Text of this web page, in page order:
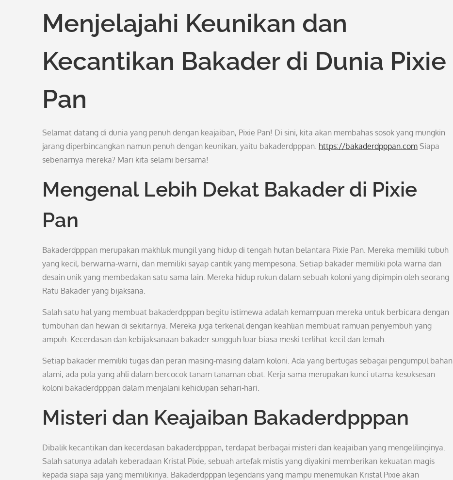
Menjelajahi Keunikan dan
Kecantikan Bakader di Dunia Pixie
Pan
Selamat datang di dunia yang penuh dengan keajaiban, Pixie Pan! Di sini, kita akan membahas sosok yang mungkin
jarang diperbincangkan namun penuh dengan keunikan, yaitu bakaderdpppan. https://bakaderdpppan.com Siapa
sebenarnya mereka? Mari kita selami bersama!
Mengenal Lebih Dekat Bakader di Pixie
Pan
Bakaderdpppan merupakan makhluk mungil yang hidup di tengah hutan belantara Pixie Pan. Mereka memiliki tubuh
yang kecil, berwarna-warni, dan memiliki sayap cantik yang mempesona. Setiap bakader memiliki pola warna dan
desain unik yang membedakan satu sama lain. Mereka hidup rukun dalam sebuah koloni yang dipimpin oleh seorang
Ratu Bakader yang bijaksana.
Salah satu hal yang membuat bakaderdpppan begitu istimewa adalah kemampuan mereka untuk berbicara dengan
tumbuhan dan hewan di sekitarnya. Mereka juga terkenal dengan keahlian membuat ramuan penyembuh yang
ampuh. Kecerdasan dan kebijaksanaan bakader sungguh luar biasa meski terlihat kecil dan lemah.
Setiap bakader memiliki tugas dan peran masing-masing dalam koloni. Ada yang bertugas sebagai pengumpul bahan
alami, ada pula yang ahli dalam bercocok tanam tanaman obat. Kerja sama merupakan kunci utama kesuksesan
koloni bakaderdpppan dalam menjalani kehidupan sehari-hari.
Misteri dan Keajaiban Bakaderdpppan
Dibalik kecantikan dan kecerdasan bakaderdpppan, terdapat berbagai misteri dan keajaiban yang mengelilinginya.
Salah satunya adalah keberadaan Kristal Pixie, sebuah artefak mistis yang diyakini memberikan kekuatan magis
kepada siapa saja yang memilikinya. Bakaderdpppan legendaris yang mampu menemukan Kristal Pixie akan